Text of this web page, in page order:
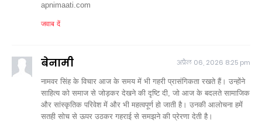
apnimaati.com
जवाब दें
बेनामी अप्रैल 06, 2026 8:25 pm
नामवर सिंह के विचार आज के समय में भी गहरी प्रासंगिकता रखते हैं। उन्होंने
साहित्य को समाज से जोड़कर देखने की दृष्टि दी, जो आज के बदलते सामाजिक
और सांस्कृतिक परिवेश में और भी महत्वपूर्ण हो जाती है। उनकी आलोचना हमें
सतही सोच से ऊपर उठकर गहराई से समझने की प्रेरणा देती है।